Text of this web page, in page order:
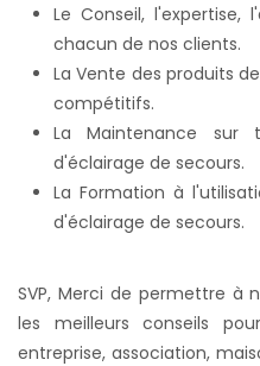
Le Conseil, l'expertise,
chacun de nos clients.
La Vente des produits
compétitifs.
La Maintenance sur
d'éclairage de secours.
La Formation à
d'éclairage de secours.
SVP, Merci de permettre à
les meilleurs conseils
entreprise, association,